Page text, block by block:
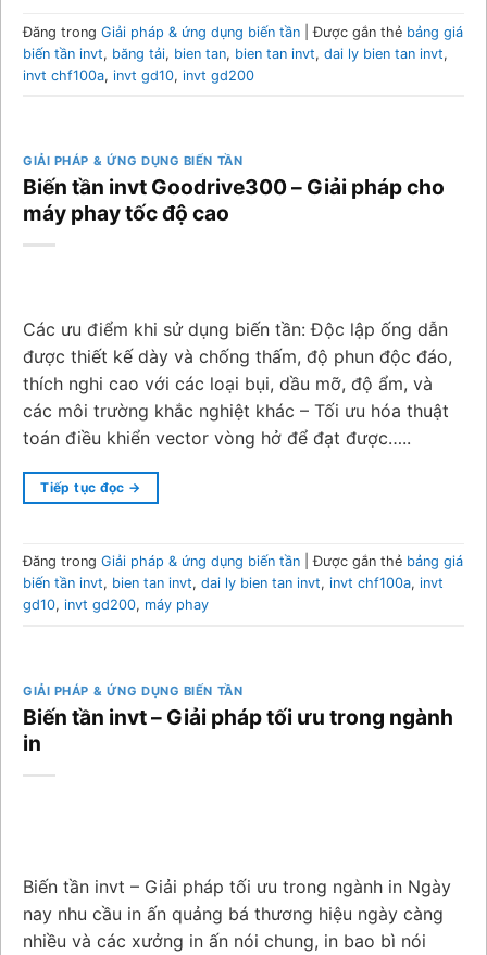
Đăng trong Giải pháp & ứng dụng biến tần |Được gắn thẻ bảng giá
biến tần invt, băng tải, bien tan, bien tan invt, dai ly bien tan invt,
invt chf100a, invt gd10, invt gd200
GIẢI PHÁP & ỨNG DỤNG BIẾN TẦN
Biến tần invt Goodrive300 – Giải pháp cho
máy phay tốc độ cao
Các ưu điểm khi sử dụng biến tần: Độc lập ống dẫn
được thiết kế dày và chống thấm, độ phun độc đáo,
thích nghi cao với các loại bụi, dầu mỡ, độ ẩm, và
các môi trường khắc nghiệt khác – Tối ưu hóa thuật
toán điều khiển vector vòng hở để đạt được…..
Tiếp tục đọc →
Đăng trong Giải pháp & ứng dụng biến tần |Được gắn thẻ bảng giá
biến tần invt, bien tan invt, dai ly bien tan invt, invt chf100a, invt
gd10, invt gd200, máy phay
GIẢI PHÁP & ỨNG DỤNG BIẾN TẦN
Biến tần invt – Giải pháp tối ưu trong ngành
in
Biến tần invt – Giải pháp tối ưu trong ngành in Ngày
nay nhu cầu in ấn quảng bá thương hiệu ngày càng
nhiều và các xưởng in ấn nói chung, in bao bì nói